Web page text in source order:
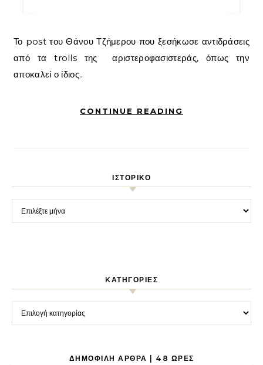
Το post του Θάνου Τζήμερου που ξεσήκωσε αντιδράσεις
από τα trolls της αριστεροφασιστεράς, όπως την
αποκαλεί ο ίδιος..
CONTINUE READING
ΙΣΤΟΡΙΚΌ
Ιστορικό
KΑΤΗΓΟΡΊΕΣ
Kατηγορίες
ΔΗΜΟΦΙΛΉ ΆΡΘΡΑ | 48 ΏΡΕΣ